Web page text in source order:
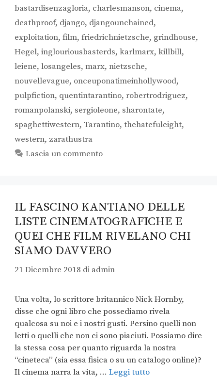
bastardisenzagloria, charlesmanson, cinema,
deathproof, django, djangounchained,
exploitation, film, friedrichnietzsche, grindhouse,
Hegel, inglouriousbasterds, karlmarx, killbill,
leiene, losangeles, marx, nietzsche,
nouvellevague, onceuponatimeinhollywood,
pulpfiction, quentintarantino, robertrodriguez,
romanpolanski, sergioleone, sharontate,
spaghettiwestern, Tarantino, thehatefuleight,
western, zarathustra
Lascia un commento
IL FASCINO KANTIANO DELLE
LISTE CINEMATOGRAFICHE E
QUEI CHE FILM RIVELANO CHI
SIAMO DAVVERO
21 Dicembre 2018 di admin
Una volta, lo scrittore britannico Nick Hornby,
disse che ogni libro che possediamo rivela
qualcosa su noi e i nostri gusti. Persino quelli non
letti o quelli che non ci sono piaciuti. Possiamo dire
la stessa cosa per quanto riguarda la nostra
“cineteca” (sia essa fisica o su un catalogo online)?
Il cinema narra la vita, … Leggi tutto